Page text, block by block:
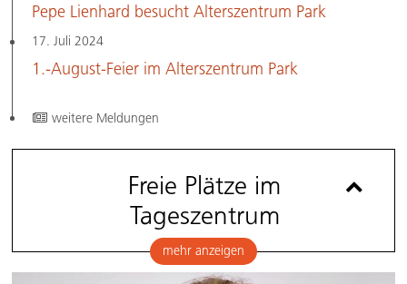
​​​​​​​Pepe Lienhard besucht Alterszentrum Park
1.-August-Feier im Alterszentrum Park
17. Juli 2024
weitere Meldungen
Freie Plätze im
Tageszentrum